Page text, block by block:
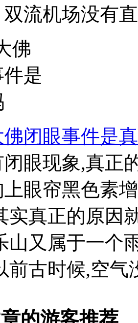
流机场没有
佛闭眼事件是
闭眼现象,真正
眼帘黑色素
实真正的原因
山又属于一个
前古时候,空气